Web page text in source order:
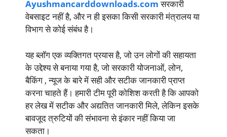
Ayushmancarddownloads.comसरकारी
वेबसाइट नहीं है, और न ही इसका किसी सरकारी मंत्रालय या
विभाग से कोई संबंध है।
यह ब्लॉग एक व्यक्तिगत प्रयास है, जो उन लोगों की सहायता
के उद्देश्य से बनाया गया है, जो सरकारी योजनाओं, लोन,
बैकिंग , न्यूज के बारे में सही और सटीक जानकारी प्राप्त
करना चाहते हैं। हमारी टीम पूरी कोशिश करती है कि आपको
हर लेख में सटीक और अद्यतित जानकारी मिले, लेकिन इसके
बावजूद त्रुटियों की संभावना से इंकार नहीं किया जा
सकता।